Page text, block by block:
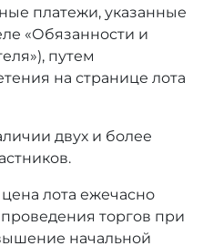
платежи, указанные
«Обязанности и
путем
на странице лота
двух и более
лота ежечасно
торгов при
начальной